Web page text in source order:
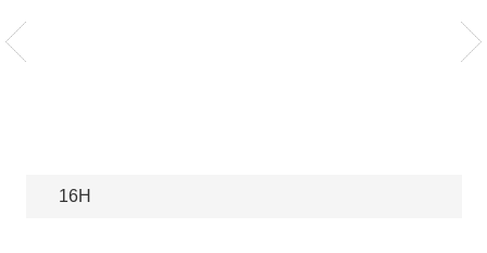
16H